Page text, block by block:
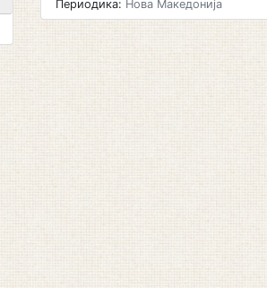
Периодика: Нова Македонија